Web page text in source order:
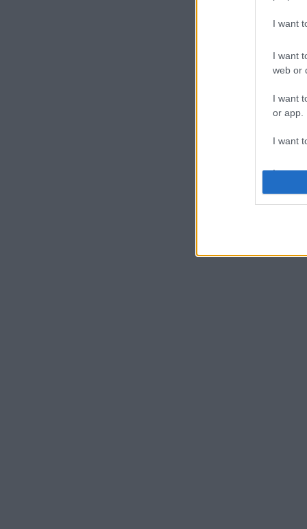
I want
I want
web or
I want
or app.
I want
I want